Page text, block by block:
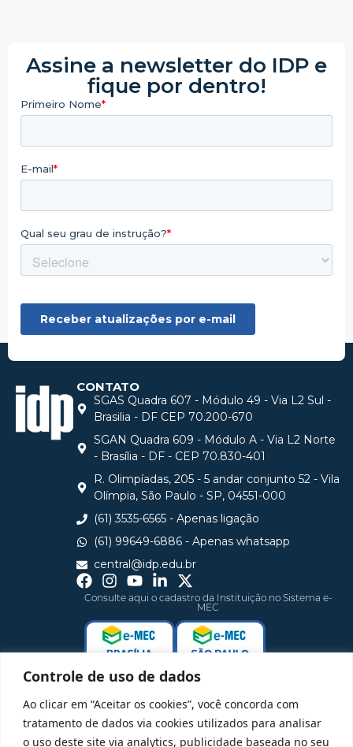
Controle de uso de dados
Ao clicar em “Aceitar os cookies”, você concorda com
tratamento de dados via cookies utilizados para analisar
o uso deste site via analytics, publicidade baseada no seu
Assine a newsletter do IDP e
fique por dentro!
CONTATO
SGAS Quadra 607 - Módulo 49 - Via L2 Sul -
Brasilia - DF CEP 70.200-670
SGAN Quadra 609 - Módulo A - Via L2 Norte
- Brasília - DF - CEP 70.830-401
R. Olimpíadas, 205 - 5 andar conjunto 52 - Vila
Olímpia, São Paulo - SP, 04551-000
(61) 3535-6565 - Apenas ligação
(61) 99649-6886 - Apenas whatsapp
central@idp.edu.br
Consulte aqui o cadastro da Instituição no Sistema e-
MEC